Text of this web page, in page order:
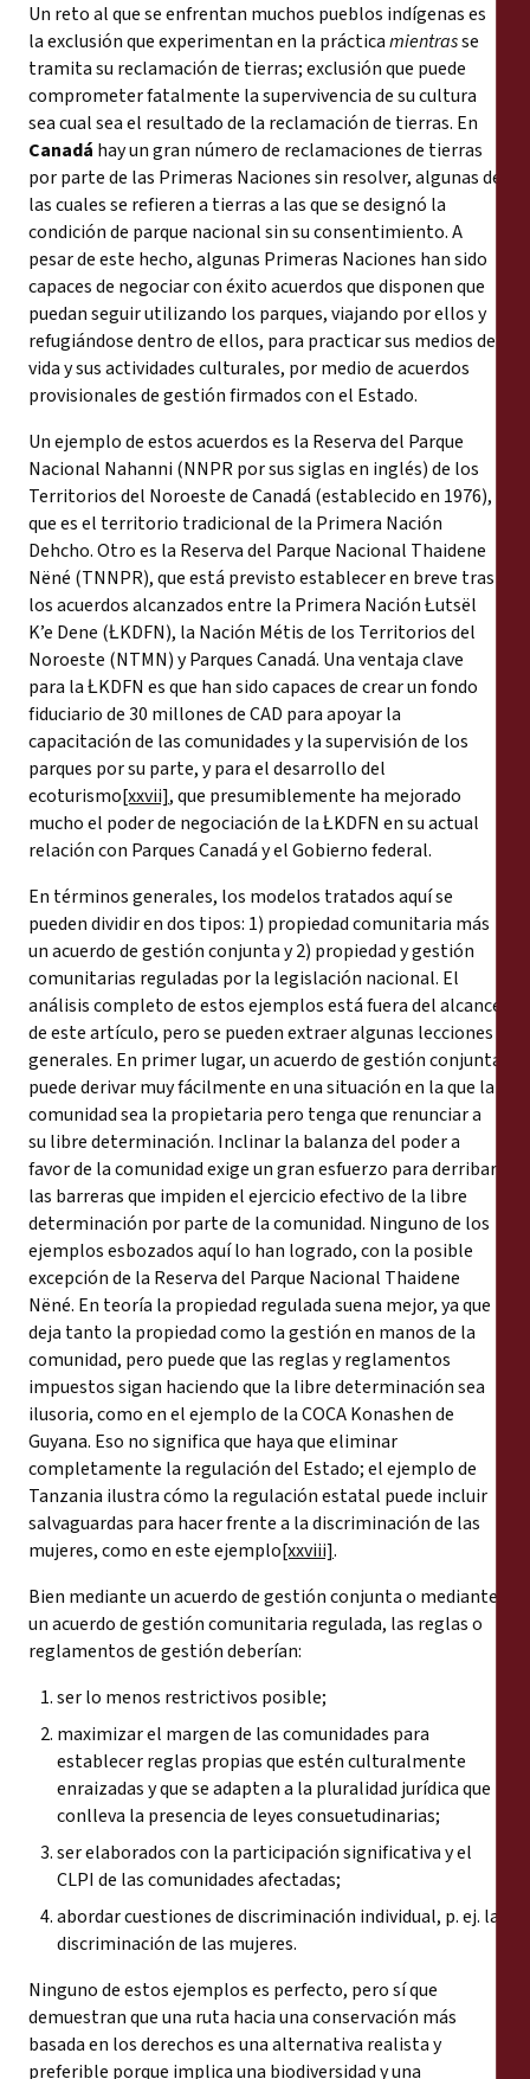
Un reto al que se enfrentan muchos pueblos indígenas es
la exclusión que experimentan en la prácticamientrasse
tramita su reclamación de tierras; exclusión que puede
comprometer fatalmente la supervivencia de su cultura
sea cual sea el resultado de la reclamación de tierras. En
Canadá hay un gran número de reclamaciones de tierras
por parte de las Primeras Naciones sin resolver, algunas de
las cuales se refieren a tierras a las que se designó la
condición de parque nacional sin su consentimiento. A
pesar de este hecho, algunas Primeras Naciones han sido
capaces de negociar con éxito acuerdos que disponen que
puedan seguir utilizando los parques, viajando por ellos y
refugiándose dentro de ellos, para practicar sus medios de
vida y sus actividades culturales, por medio de acuerdos
provisionales de gestión firmados con el Estado.
Un ejemplo de estos acuerdos es la Reserva del Parque
Nacional Nahanni (NNPR por sus siglas en inglés) de los
Territorios del Noroeste de Canadá (establecido en 1976),
que es el territorio tradicional de la Primera Nación
Dehcho. Otro es la Reserva del Parque Nacional Thaidene
Nëné (TNNPR), que está previsto establecer en breve tras
los acuerdos alcanzados entre la Primera Nación Łutsël
K’e Dene (ŁKDFN), la Nación Métis de los Territorios del
Noroeste (NTMN) y Parques Canadá. Una ventaja clave
para la ŁKDFN es que han sido capaces de crear un fondo
fiduciario de 30 millones de CAD para apoyar la
capacitación de las comunidades y la supervisión de los
parques por su parte, y para el desarrollo del
ecoturismo[xxvii], que presumiblemente ha mejorado
mucho el poder de negociación de la ŁKDFN en su actual
relación con Parques Canadá y el Gobierno federal.
En términos generales, los modelos tratados aquí se
pueden dividir en dos tipos: 1) propiedad comunitaria más
un acuerdo de gestión conjunta y 2) propiedad y gestión
comunitarias reguladas por la legislación nacional. El
análisis completo de estos ejemplos está fuera del alcance
de este artículo, pero se pueden extraer algunas lecciones
generales. En primer lugar, un acuerdo de gestión conjunta
puede derivar muy fácilmente en una situación en la que la
comunidad sea la propietaria pero tenga que renunciar a
su libre determinación. Inclinar la balanza del poder a
favor de la comunidad exige un gran esfuerzo para derribar
las barreras que impiden el ejercicio efectivo de la libre
determinación por parte de la comunidad. Ninguno de los
ejemplos esbozados aquí lo han logrado, con la posible
excepción de la Reserva del Parque Nacional Thaidene
Nëné. En teoría la propiedad regulada suena mejor, ya que
deja tanto la propiedad como la gestión en manos de la
comunidad, pero puede que las reglas y reglamentos
impuestos sigan haciendo que la libre determinación sea
ilusoria, como en el ejemplo de la COCA Konashen de
Guyana. Eso no significa que haya que eliminar
completamente la regulación del Estado; el ejemplo de
Tanzania ilustra cómo la regulación estatal puede incluir
salvaguardas para hacer frente a la discriminación de las
mujeres, como en este ejemplo[xxviii].
Bien mediante un acuerdo de gestión conjunta o mediante
un acuerdo de gestión comunitaria regulada, las reglas o
reglamentos de gestión deberían:
ser lo menos restrictivos posible;
maximizar el margen de las comunidades para
establecer reglas propias que estén culturalmente
enraizadas y que se adapten a la pluralidad jurídica que
conlleva la presencia de leyes consuetudinarias;
ser elaborados con la participación significativa y el
CLPI de las comunidades afectadas;
abordar cuestiones de discriminación individual, p. ej. la
discriminación de las mujeres.
Ninguno de estos ejemplos es perfecto, pero sí que
demuestran que una ruta hacia una conservación más
basada en los derechos es una alternativa realista y
preferible porque implica una biodiversidad y una